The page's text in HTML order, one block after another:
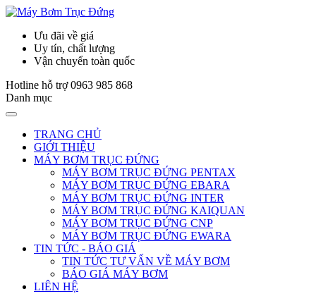
Ưu đãi về giá
Uy tín, chất lượng
Vận chuyển toàn quốc
Hotline hỗ trợ 0963 985 868
Danh mục
TRANG CHỦ
GIỚI THIỆU
MÁY BƠM TRỤC ĐỨNG
MÁY BƠM TRỤC ĐỨNG PENTAX
MÁY BƠM TRỤC ĐỨNG EBARA
MÁY BƠM TRỤC ĐỨNG INTER
MÁY BƠM TRỤC ĐỨNG KAIQUAN
MÁY BƠM TRỤC ĐỨNG CNP
MÁY BƠM TRỤC ĐỨNG EWARA
TIN TỨC - BÁO GIÁ
TIN TỨC TƯ VẤN VỀ MÁY BƠM
BÁO GIÁ MÁY BƠM
LIÊN HỆ